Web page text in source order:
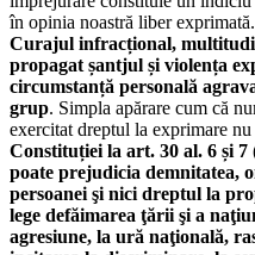
în opinia noastră liber exprimată.
Curajul infracțional,
propagat șantjul și violența
circumstanță personală
grup. Simpla apărare cum că
exercitat dreptul la exprimare
Constituției la art. 30 al. 6 și
poate prejudicia demnitatea,
persoanei şi nici dreptul la
lege defăimarea ţării şi a
agresiune, la ură naţională,